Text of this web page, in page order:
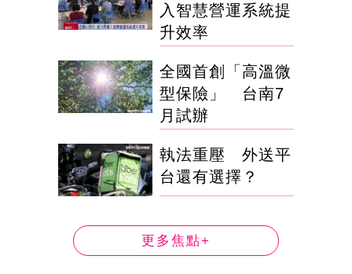
入智慧營運系統提
升效率
全國首創「高溫微
型保險」 台南7
月試辦
執法重壓 外送平
台還有選擇？
更多焦點+